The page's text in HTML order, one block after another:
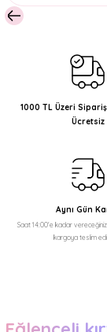
1000 TL Üzeri
Ücretsiz
Aynı Gün
Saat 14:00'e kadar vereceğiniz
kargoya teslim